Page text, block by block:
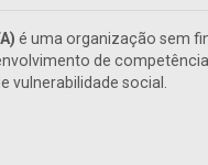
é uma organização sem
de
social.